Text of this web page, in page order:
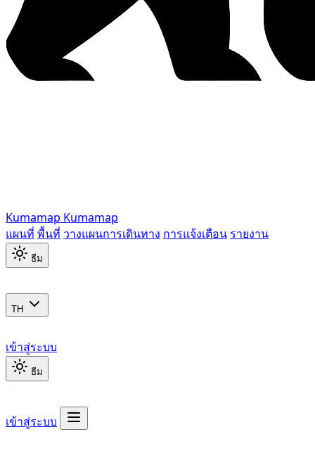
Kumamap Kumamap
แผนที่ พื้นที่ วางแผนการเดินทาง การแจ้งเตือน รายงาน
ธีม
TH
เข้าสู่ระบบ
ธีม
เข้าสู่ระบบ